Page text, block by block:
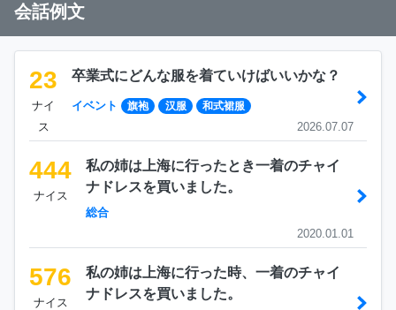
会話例文
23
ナイ
ス
卒業式にどんな服を着ていけばいいかな？
イベント 旗袍 汉服 和式裙服
2026.07.07
444
ナイス
私の姉は上海に行ったとき一着のチャイ
ナドレスを買いました。
総合
2020.01.01
576
ナイス
私の姉は上海に行った時、一着のチャイ
ナドレスを買いました。